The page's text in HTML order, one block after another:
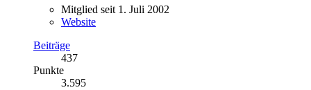
Mitglied seit 1. Juli 2002
Website
Beiträge
437
Punkte
3.595